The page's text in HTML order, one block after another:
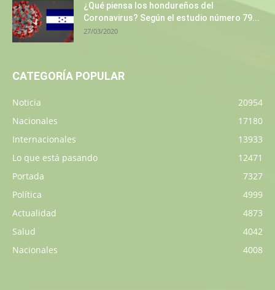
¿Qué piensa los hondureños del
Coronavirus? Según el estudio número 79...
27/03/2020
CATEGORÍA POPULAR
Noticia
20954
Nacionales
17180
Internacionales
13933
Lo que está pasando
12471
Portada
7327
Política
4999
Actualidad
4873
Salud
4042
Nacionales
4008